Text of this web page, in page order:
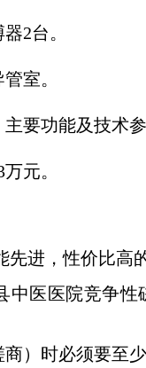
器2台。
室。
要功能及技术
万元。
先进，性价比高
中医医院竞争性
）时必须要至